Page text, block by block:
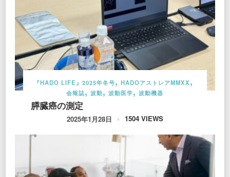
『HADO LIFE』2025年冬号
HADOアストレアMMXX
会報誌
波動 波動医学 波動機器
膵臓癌の測定
2025年1月28日 1504 VIEWS